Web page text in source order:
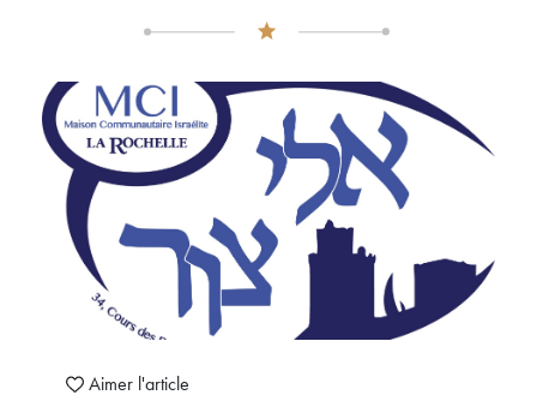
Aimer l'article